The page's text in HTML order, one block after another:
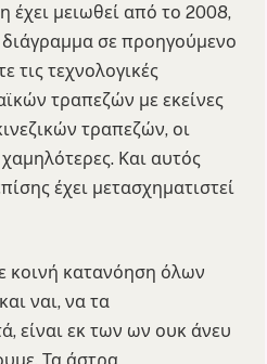
μειωθεί από το 2008,
σε προηγούμενο
τις τεχνολογικές
τραπεζών με εκείνες
τραπεζών, οι
Και αυτός
έχει μετασχηματιστεί
κοινή κατανόηση όλων
ναι, να τα
είναι εκ των ων ουκ άνευ